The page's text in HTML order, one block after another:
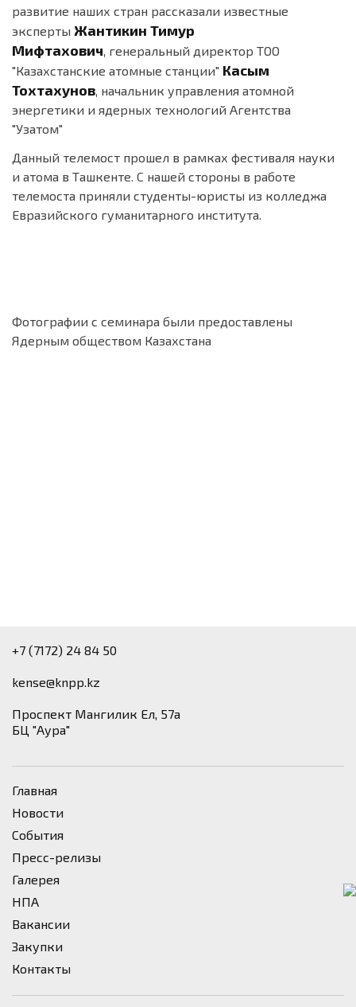
развитие наших стран рассказали известные
эксперты Жантикин Тимур
Мифтахович , генеральный директор ТОО
"Казахстанские атомные станции" Касым
Тохтахунов , начальник управления атомной
энергетики и ядерных технологий Агентства
"Узатом"
Данный телемост прошел в рамках фестиваля науки
и атома в Ташкенте. С нашей стороны в работе
телемоста приняли студенты-юристы из колледжа
Евразийского гуманитарного института.
Фотографии с семинара были предоставлены
Ядерным обществом Казахстана
+7 (7172) 24 84 50
kense@knpp.kz
​Проспект Мангилик Ел, 57а
БЦ "Аура"
Главная
Новости
События
Пресс-релизы
Галерея
НПА
Вакансии
Закупки
Контакты